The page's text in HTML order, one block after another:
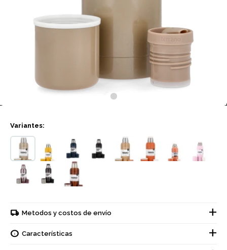
Variantes:
Metodos y costos de envío
Características